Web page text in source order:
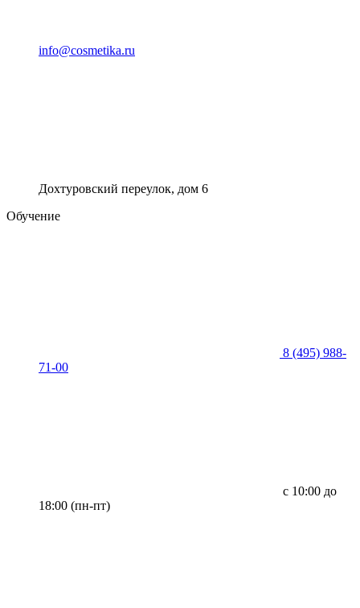
info@cosmetika.ru
Дохтуровский переулок, дом 6
Обучение
8 (495) 988-
71-00
с 10:00 до
18:00 (пн-пт)